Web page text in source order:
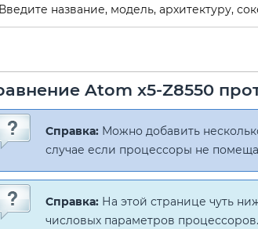
Atom x5-Z8550
Справка: Можно добавить
случае если процессоры не
Справка: На этой странице чуть
числовых параметров процессоров.